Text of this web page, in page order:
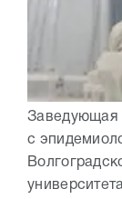
Заведующая
с